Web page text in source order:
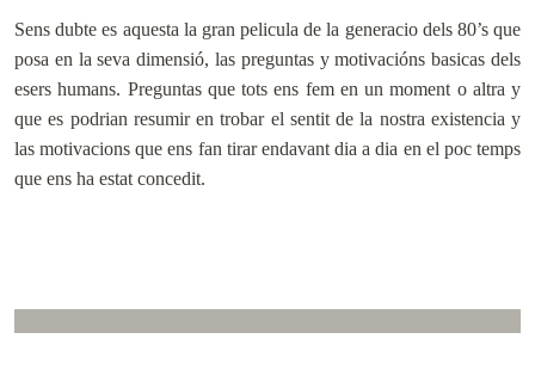
Sens dubte es aquesta la gran pelicula de la generacio dels 80’s que
posa en la seva dimensió, las preguntas y motivacións basicas dels
esers humans. Preguntas que tots ens fem en un moment o altra y
que es podrian resumir en trobar el sentit de la nostra existencia y
las motivacions que ens fan tirar endavant dia a dia en el poc temps
que ens ha estat concedit.